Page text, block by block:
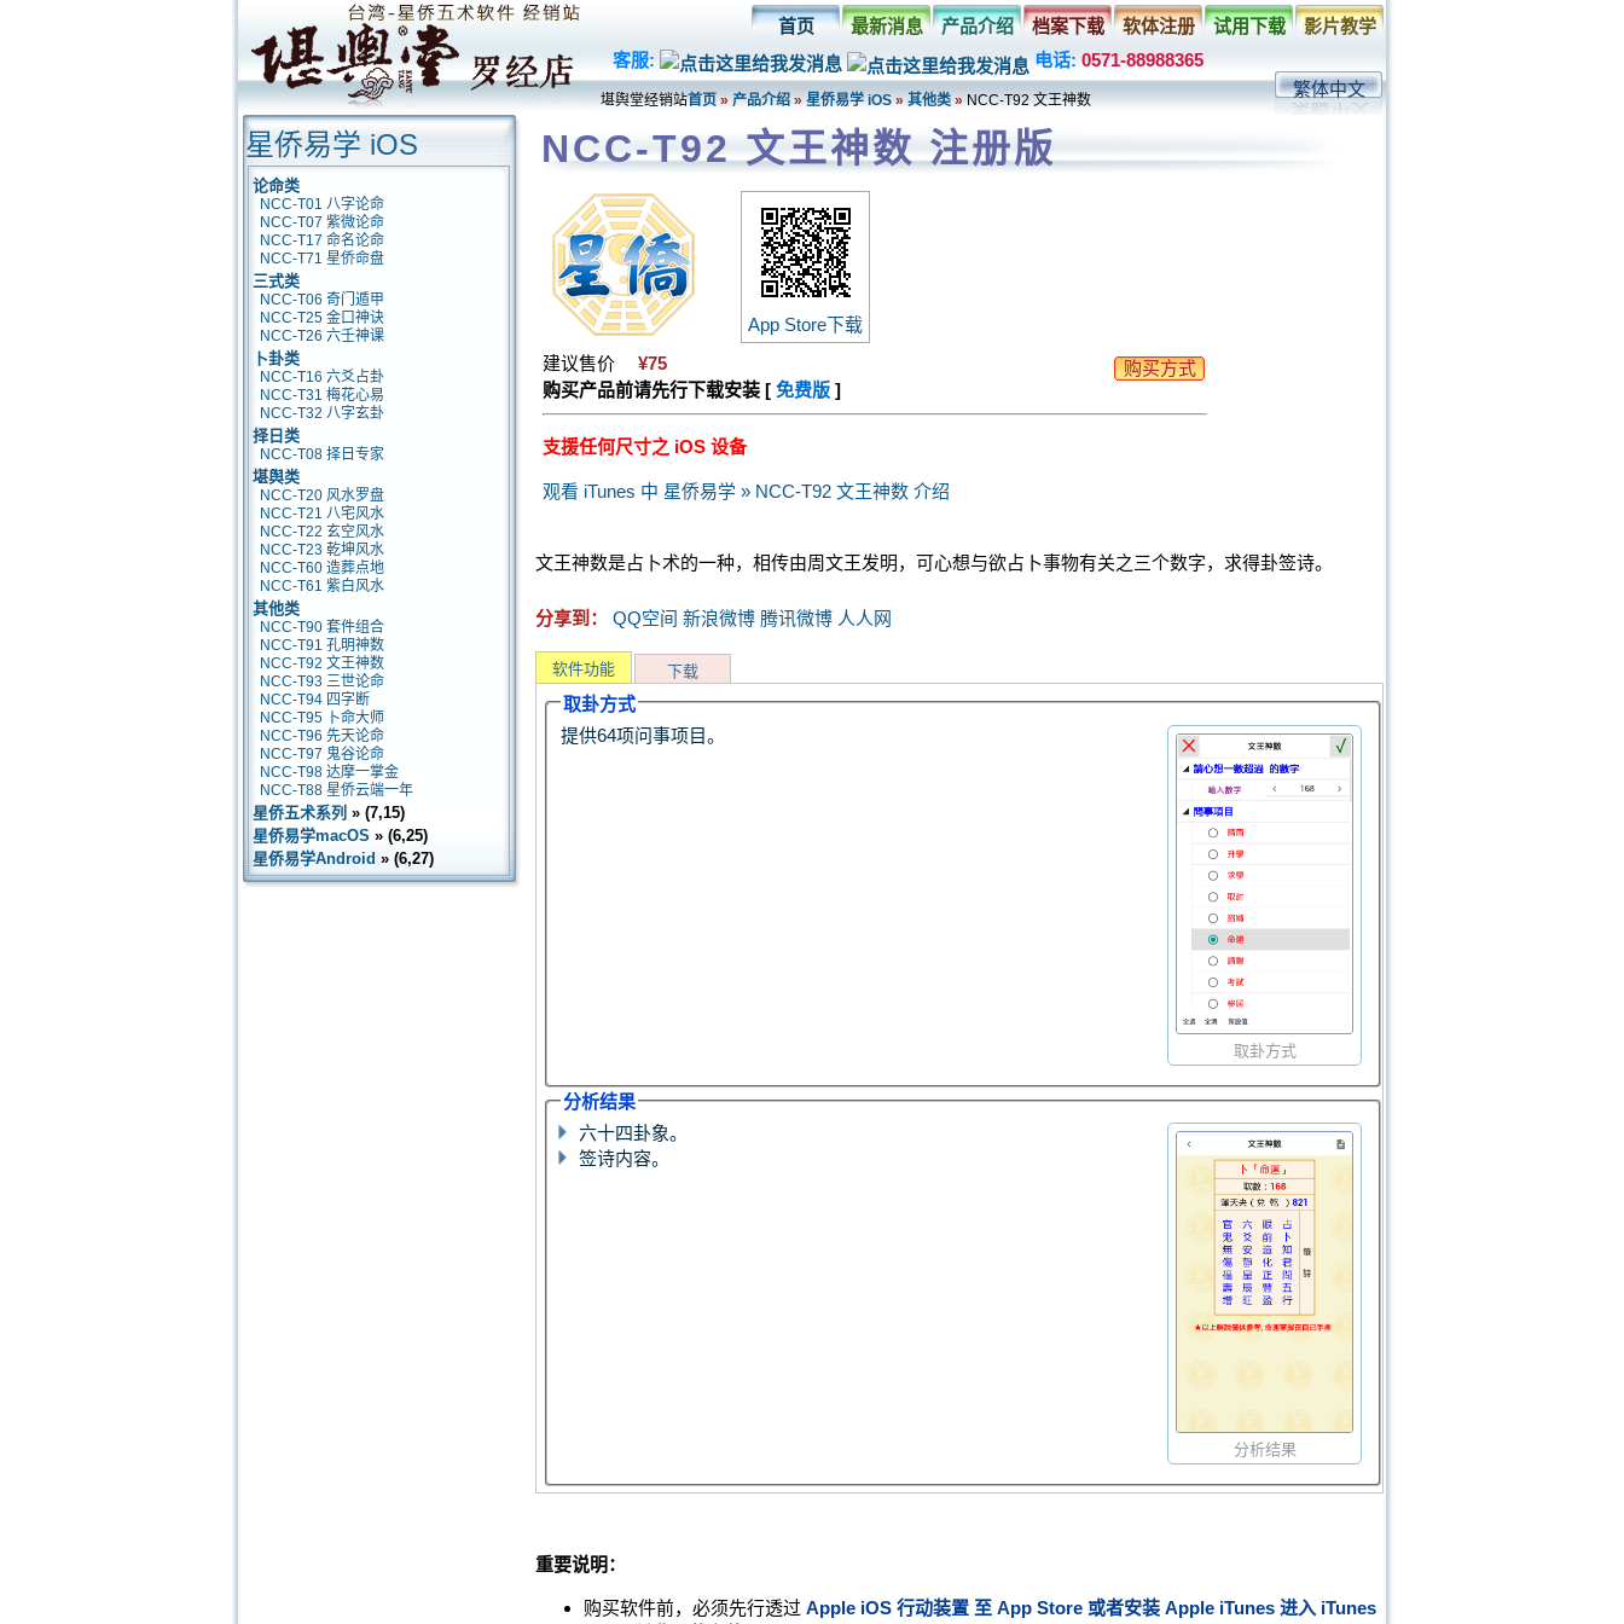
首页 最新消息 产品介绍 档案下载 软体注册 试用下载
影片教学
客服:
电话: 0571-88988365
堪舆堂经销站首页»产品介绍»星侨易学 iOS»其他类»NCC-T92 文王神数
繁体中文
星侨易学 iOS
论命类
NCC-T01 八字论命
NCC-T07 紫微论命
NCC-T17 命名论命
NCC-T71 星侨命盘
三式类
NCC-T06 奇门遁甲
NCC-T25 金口神诀
NCC-T26 六壬神课
卜卦类
NCC-T16 六爻占卦
NCC-T31 梅花心易
NCC-T32 八字玄卦
择日类
NCC-T08 择日专家
堪舆类
NCC-T20 风水罗盘
NCC-T21 八宅风水
NCC-T22 玄空风水
NCC-T23 乾坤风水
NCC-T60 造葬点地
NCC-T61 紫白风水
其他类
NCC-T90 套件组合
NCC-T91 孔明神数
NCC-T92 文王神数
NCC-T93 三世论命
NCC-T94 四字断
NCC-T95 卜命大师
NCC-T96 先天论命
NCC-T97 鬼谷论命
NCC-T98 达摩一掌金
NCC-T88 星侨云端一年
星侨五术系列 » (7,15)
星侨易学macOS » (6,25)
星侨易学Android » (6,27)
NCC-T92 文王神数 注册版
App Store下载
建议售价
¥75
购买方式
购买产品前请先行下载安装 [ 免费版 ]
支援任何尺寸之 iOS 设备
观看 iTunes 中 星侨易学 » NCC-T92 文王神数 介绍
文王神数是占卜术的一种，相传由周文王发明，可心想与欲占卜事物有关之三个数字，求得卦签诗。
分享到： QQ空间 新浪微博 腾讯微博 人人网
软件功能 下载
取卦方式
提供64项问事项目。
取卦方式
分析结果
分析结果
六十四卦象。
签诗内容。
重要说明：
购买软件前，必须先行透过 Apple iOS 行动装置 至 App Store 或者安装 Apple iTunes 进入 iTunes